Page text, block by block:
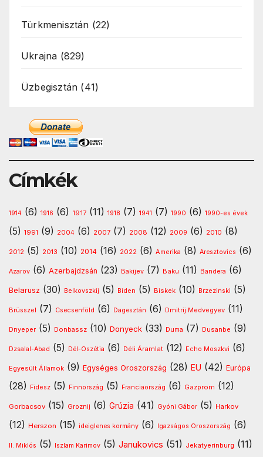
Türkmenisztán (22)
Ukrajna (829)
Üzbegisztán (41)
Címkék
1914 (6) 1916 (6) 1917 (11) 1918 (7) 1941 (7) 1990 (6) 1990-es évek
(5) 1991 (9) 2004 (6) 2007 (7) 2008 (12) 2009 (6) 2010 (8)
2012 (5) 2013 (10) 2014 (16) 2022 (6) Amerika (8) Aresztovics (6)
Azarov (6) Azerbajdzsán (23) Bakijev (7) Baku (11) Bandera (6)
Belarusz (30) Belkovszkij (5) Biden (5) Biskek (10) Brzezinski (5)
Brüsszel (7) Csecsenföld (6) Dagesztán (6) Dmitrij Medvegyev (11)
Dnyeper (5) Donbassz (10) Donyeck (33) Duma (7) Dusanbe (9)
Dzsalal-Abad (5) Dél-Oszétia (6) Déli Áramlat (12) Echo Moszkvi (6)
Egyesült Államok (9) Egységes Oroszország (28) EU (42) Európa
(28) Fidesz (5) Finnország (5) Franciaország (6) Gazprom (12)
Gorbacsov (15) Groznij (6) Grúzia (41) Gyóni Gábor (5) Harkov
(12) Herszon (15) ideiglenes kormány (6) Igazságos Oroszország (6)
II. Miklós (5) Iszlam Karimov (5) Janukovics (51) Jekatyerinburg (11)